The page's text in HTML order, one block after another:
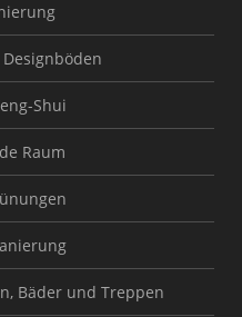
Shui
Raum
Bäder und Treppen